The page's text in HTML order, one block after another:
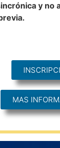
y no
MAS